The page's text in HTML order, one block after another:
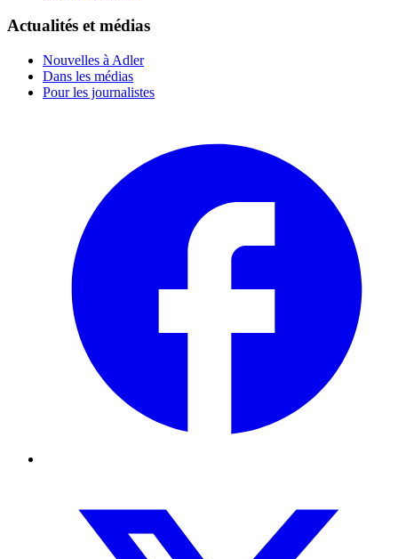
Actualités et médias
Nouvelles à Adler
Dans les médias
Pour les journalistes